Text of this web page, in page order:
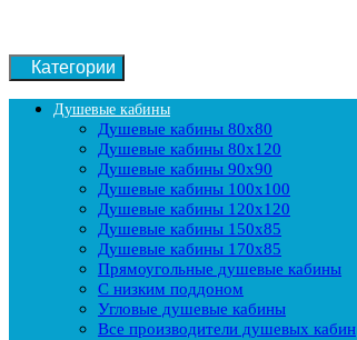
Категории
Душевые кабины
Душевые кабины 80x80
Душевые кабины 80x120
Душевые кабины 90х90
Душевые кабины 100x100
Душевые кабины 120x120
Душевые кабины 150x85
Душевые кабины 170x85
Прямоугольные душевые кабины
С низким поддоном
Угловые душевые кабины
Все производители душевых кабин